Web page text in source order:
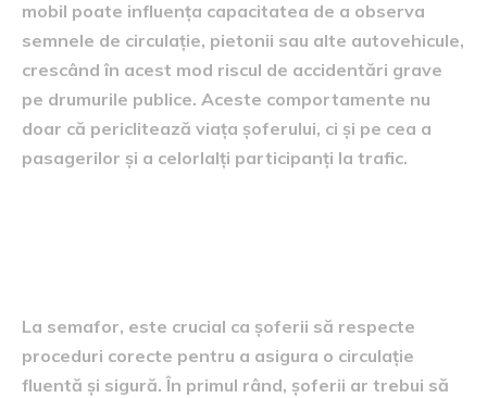
mobil poate influența capacitatea de a observa
semnele de circulație, pietonii sau alte autovehicule,
crescând în acest mod riscul de accidentări grave
pe drumurile publice. Aceste comportamente nu
doar că periclitează viața șoferului, ci și pe cea a
pasagerilor și a celorlalți participanți la trafic.
La semafor, este crucial ca șoferii să respecte
proceduri corecte pentru a asigura o circulație
fluentă și sigură. În primul rând, șoferii ar trebui să